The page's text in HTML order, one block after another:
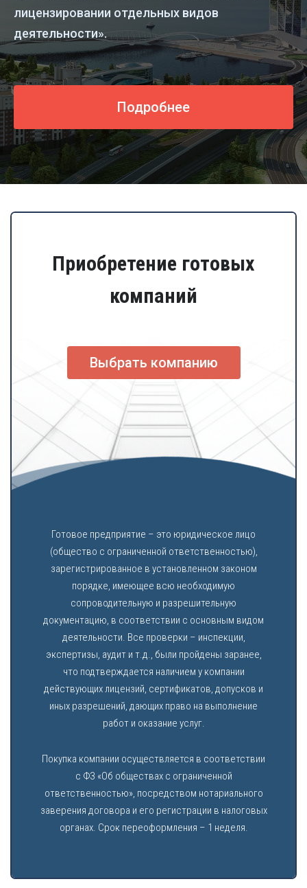
лицензировании отдельных видов
деятельности».
Подробнее
Приобретение готовых
компаний
Выбрать компанию
Готовое предприятие – это юридическое лицо
(общество с ограниченной ответственностью),
зарегистрированное в установленном законом
порядке, имеющее всю необходимую
сопроводительную и разрешительную
документацию, в соответствии с основным видом
деятельности. Все проверки – инспекции,
экспертизы, аудит и т.д., были пройдены заранее,
что подтверждается наличием у компании
действующих лицензий, сертификатов, допусков и
иных разрешений, дающих право на выполнение
работ и оказание услуг.
Покупка компании осуществляется в соответствии
с ФЗ «Об обществах с ограниченной
ответственностью», посредством нотариального
заверения договора и его регистрации в налоговых
органах. Срок переоформления – 1 неделя.